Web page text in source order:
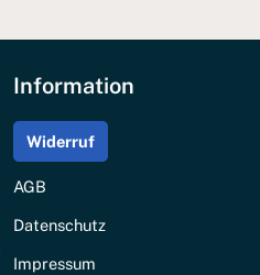
Information
Widerruf
AGB
Datenschutz
Impressum